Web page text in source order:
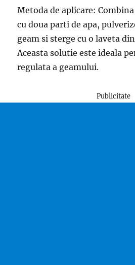
Metoda de aplicare:
cu doua parti de apa,
geam si sterge cu o laveta
Aceasta solutie este ideala
regulata a geamului.
Publicitate